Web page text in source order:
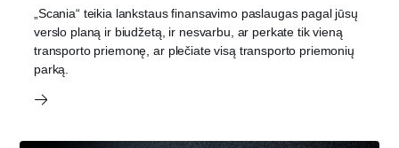
„Scania“ teikia lankstaus finansavimo paslaugas pagal jūsų
verslo planą ir biudžetą, ir nesvarbu, ar perkate tik vieną
transporto priemonę, ar plečiate visą transporto priemonių
parką.